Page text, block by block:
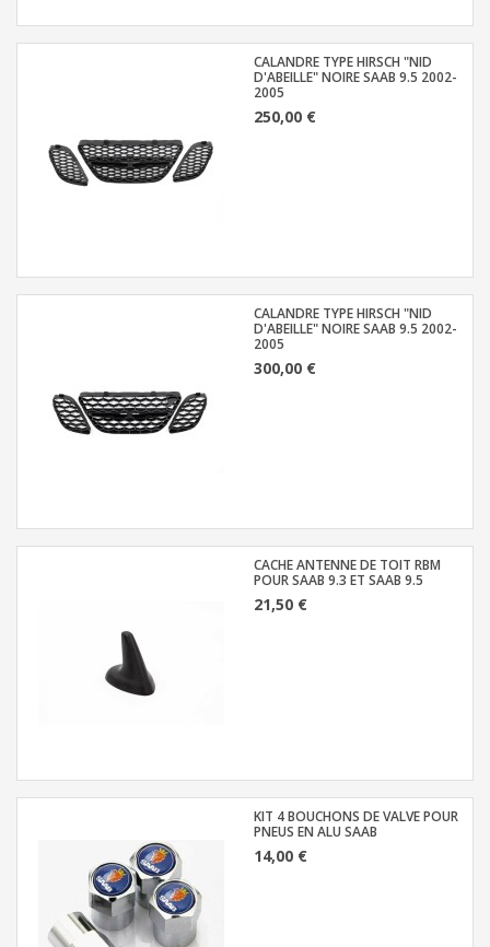
CALANDRE TYPE HIRSCH "NID
D'ABEILLE" NOIRE SAAB 9.5 2002-
2005
250,00 €
CALANDRE TYPE HIRSCH "NID
D'ABEILLE" NOIRE SAAB 9.5 2002-
2005
300,00 €
CACHE ANTENNE DE TOIT RBM
POUR SAAB 9.3 ET SAAB 9.5
21,50 €
KIT 4 BOUCHONS DE VALVE POUR
PNEUS EN ALU SAAB
14,00 €